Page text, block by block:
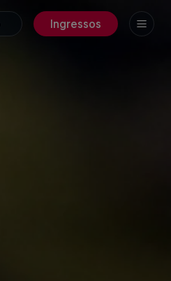
Ingressos